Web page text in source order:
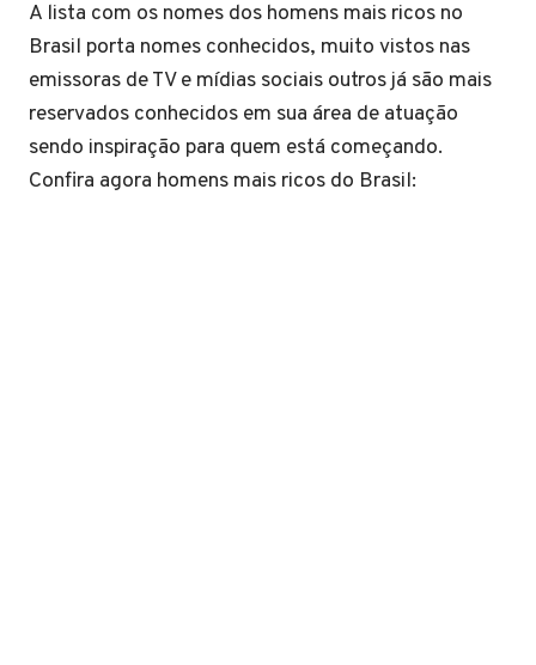
A lista com os nomes dos homens mais ricos no
Brasil porta nomes conhecidos, muito vistos nas
emissoras de TV e mídias sociais outros já são mais
reservados conhecidos em sua área de atuação
sendo inspiração para quem está começando.
Confira agora homens mais ricos do Brasil: